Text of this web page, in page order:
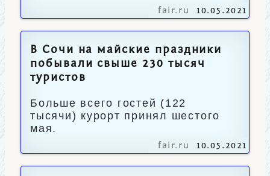
fair.ru 10.05.2021
В Сочи на майские праздники
побывали свыше 230 тысяч
туристов
Больше всего гостей (122
тысячи) курорт принял шестого
мая.
fair.ru 10.05.2021